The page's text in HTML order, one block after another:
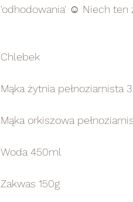
'odhodowania' ☺️ Niech
Chlebek
Mąka żytnia pełnoziarnista
Mąka orkiszowa
Woda 450ml
Zakwas 150g